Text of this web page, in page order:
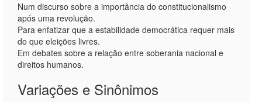
Num discurso sobre a importância do constitucionalismo
após uma revolução.
Para enfatizar que a estabilidade democrática requer mais
do que eleições livres.
Em debates sobre a relação entre soberania nacional e
direitos humanos.
Variações e Sinônimos